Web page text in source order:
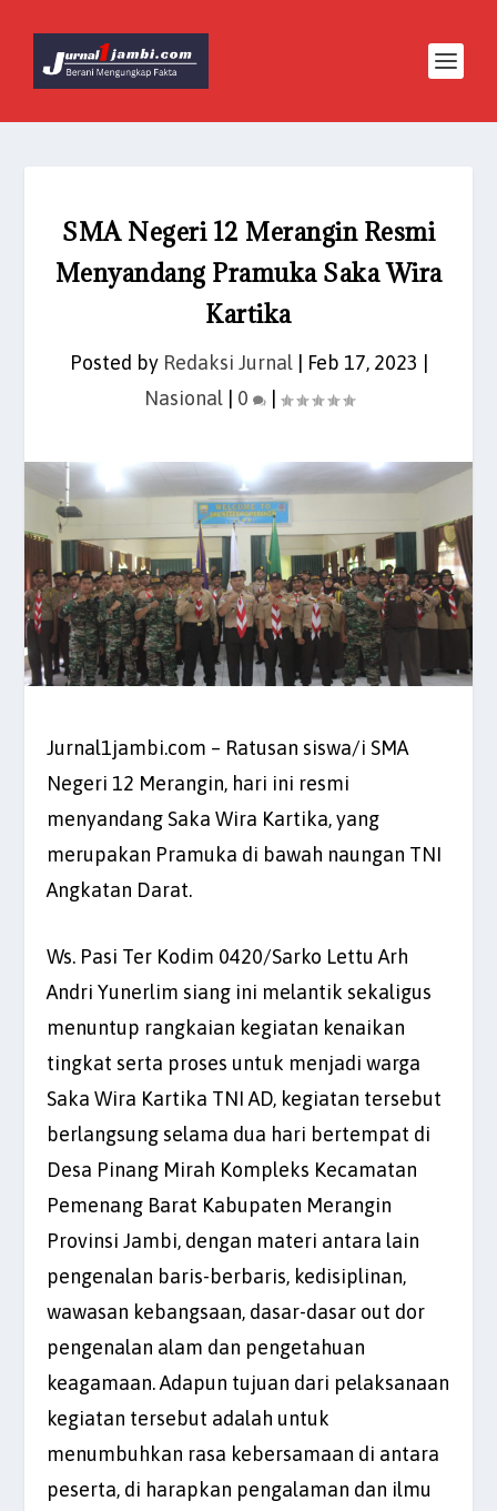
SMA Negeri 12 Merangin Resmi
Menyandang Pramuka Saka Wira
Kartika
Posted by Redaksi Jurnal| Feb 17, 2023
Nasional| 0 |
Jurnal1jambi.com – Ratusan siswa/i SMA
Negeri 12 Merangin, hari ini resmi
menyandang Saka Wira Kartika, yang
merupakan Pramuka di bawah naungan TNI
Angkatan Darat.
Ws. Pasi Ter Kodim 0420/Sarko Lettu Arh
Andri Yunerlim siang ini melantik sekaligus
menuntup rangkaian kegiatan kenaikan
tingkat serta proses untuk menjadi warga
Saka Wira Kartika TNI AD, kegiatan tersebut
berlangsung selama dua hari bertempat di
Desa Pinang Mirah Kompleks Kecamatan
Pemenang Barat Kabupaten Merangin
Provinsi Jambi, dengan materi antara lain
pengenalan baris-berbaris, kedisiplinan,
wawasan kebangsaan, dasar-dasar out dor
pengenalan alam dan pengetahuan
keagamaan. Adapun tujuan dari pelaksanaan
kegiatan tersebut adalah untuk
menumbuhkan rasa kebersamaan di antara
peserta, di harapkan pengalaman dan ilmu